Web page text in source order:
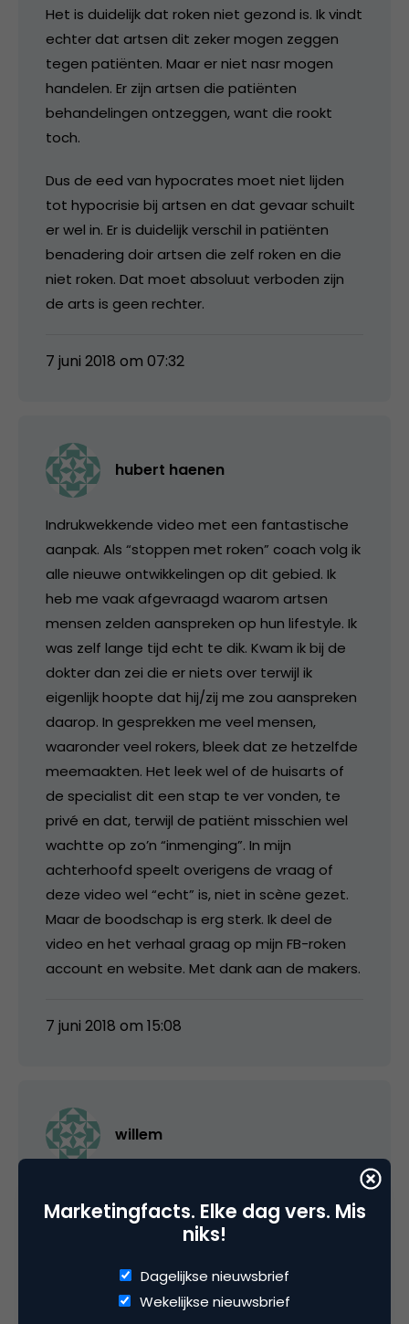
Het is duidelijk dat roken niet gezond is. Ik vindt
echter dat artsen dit zeker mogen zeggen
tegen patiënten. Maar er niet nasr mogen
handelen. Er zijn artsen die patiënten
behandelingen ontzeggen, want die rookt
toch.
Dus de eed van hypocrates moet niet lijden
tot hypocrisie bij artsen en dat gevaar schuilt
er wel in. Er is duidelijk verschil in patiënten
benadering doir artsen die zelf roken en die
niet roken. Dat moet absoluut verboden zijn
de arts is geen rechter.
7 juni 2018 om 07:32
hubert haenen
Indrukwekkende video met een fantastische
aanpak. Als “stoppen met roken” coach volg ik
alle nieuwe ontwikkelingen op dit gebied. Ik
heb me vaak afgevraagd waarom artsen
mensen zelden aanspreken op hun lifestyle. Ik
was zelf lange tijd echt te dik. Kwam ik bij de
dokter dan zei die er niets over terwijl ik
eigenlijk hoopte dat hij/zij me zou aanspreken
daarop. In gesprekken me veel mensen,
waaronder veel rokers, bleek dat ze hetzelfde
meemaakten. Het leek wel of de huisarts of
de specialist dit een stap te ver vonden, te
privé en dat, terwijl de patiënt misschien wel
wachtte op zo’n “inmenging”. In mijn
achterhoofd speelt overigens de vraag of
deze video wel “echt” is, niet in scène gezet.
Maar de boodschap is erg sterk. Ik deel de
video en het verhaal graag op mijn FB-roken
account en website. Met dank aan de makers.
7 juni 2018 om 15:08
willem
verslaving.
achterstevoren lopen.
Marketingfacts. Elke dag vers. Mis
niks!
Dagelijkse nieuwsbrief
Wekelijkse nieuwsbrief